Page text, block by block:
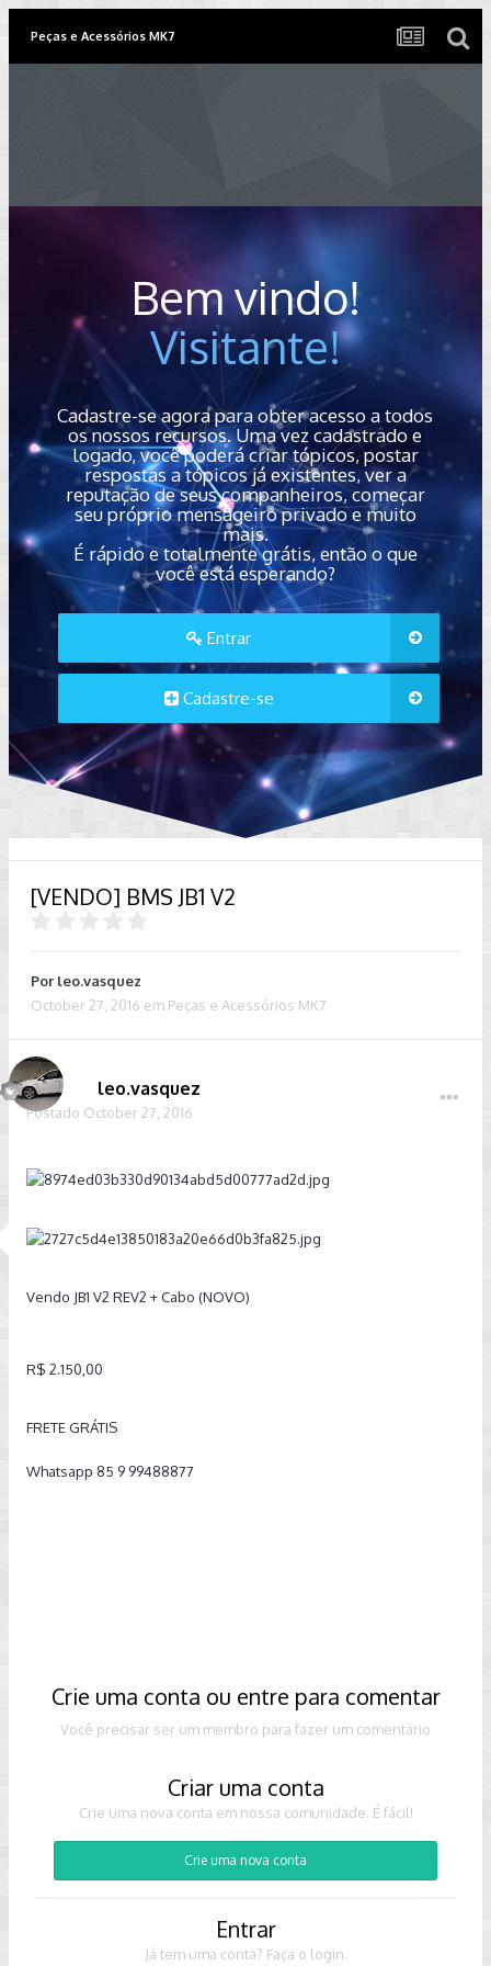
Peças e Acessórios MK7
Bem vindo!
Visitante!
Cadastre-se agora para obter acesso a todos
os nossos recursos. Uma vez cadastrado e
logado, você poderá criar tópicos, postar
respostas a tópicos já existentes, ver a
reputação de seus companheiros, começar
seu próprio mensageiro privado e muito
mais.
É rápido e totalmente grátis, então o que
você está esperando?
Entrar
Cadastre-se
[VENDO] BMS JB1 V2
Por leo.vasquez
October 27, 2016 em Peças e Acessórios MK7
leo.vasquez
Postado October 27, 2016
Vendo JB1 V2 REV2 + Cabo (NOVO)
R$ 2.150,00
FRETE GRÁTIS
Whatsapp 85 9 99488877
Crie uma conta ou entre para comentar
Você precisar ser um membro para fazer um comentário
Criar uma conta
Crie uma nova conta em nossa comunidade. É fácil!
Crie uma nova conta
Entrar
Já tem uma conta? Faça o login.